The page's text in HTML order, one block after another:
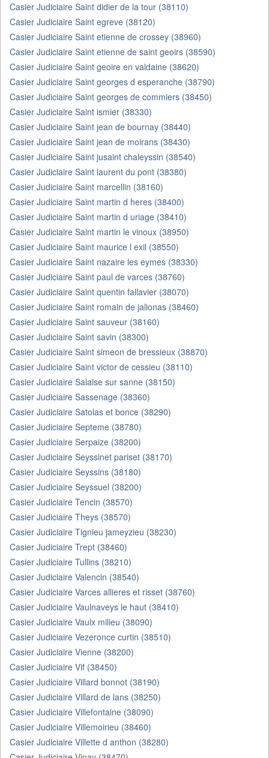
Casier Judiciaire Saint didier de la tour (38110)
Casier Judiciaire Saint egreve (38120)
Casier Judiciaire Saint etienne de crossey (38960)
Casier Judiciaire Saint etienne de saint geoirs (38590)
Casier Judiciaire Saint geoire en valdaine (38620)
Casier Judiciaire Saint georges d esperanche (38790)
Casier Judiciaire Saint georges de commiers (38450)
Casier Judiciaire Saint ismier (38330)
Casier Judiciaire Saint jean de bournay (38440)
Casier Judiciaire Saint jean de moirans (38430)
Casier Judiciaire Saint jusaint chaleyssin (38540)
Casier Judiciaire Saint laurent du pont (38380)
Casier Judiciaire Saint marcellin (38160)
Casier Judiciaire Saint martin d heres (38400)
Casier Judiciaire Saint martin d uriage (38410)
Casier Judiciaire Saint martin le vinoux (38950)
Casier Judiciaire Saint maurice l exil (38550)
Casier Judiciaire Saint nazaire les eymes (38330)
Casier Judiciaire Saint paul de varces (38760)
Casier Judiciaire Saint quentin fallavier (38070)
Casier Judiciaire Saint romain de jalionas (38460)
Casier Judiciaire Saint sauveur (38160)
Casier Judiciaire Saint savin (38300)
Casier Judiciaire Saint simeon de bressieux (38870)
Casier Judiciaire Saint victor de cessieu (38110)
Casier Judiciaire Salaise sur sanne (38150)
Casier Judiciaire Sassenage (38360)
Casier Judiciaire Satolas et bonce (38290)
Casier Judiciaire Septeme (38780)
Casier Judiciaire Serpaize (38200)
Casier Judiciaire Seyssinet pariset (38170)
Casier Judiciaire Seyssins (38180)
Casier Judiciaire Seyssuel (38200)
Casier Judiciaire Tencin (38570)
Casier Judiciaire Theys (38570)
Casier Judiciaire Tignieu jameyzieu (38230)
Casier Judiciaire Trept (38460)
Casier Judiciaire Tullins (38210)
Casier Judiciaire Valencin (38540)
Casier Judiciaire Varces allieres et risset (38760)
Casier Judiciaire Vaulnaveys le haut (38410)
Casier Judiciaire Vaulx milieu (38090)
Casier Judiciaire Vezeronce curtin (38510)
Casier Judiciaire Vienne (38200)
Casier Judiciaire Vif (38450)
Casier Judiciaire Villard bonnot (38190)
Casier Judiciaire Villard de lans (38250)
Casier Judiciaire Villefontaine (38090)
Casier Judiciaire Villemoirieu (38460)
Casier Judiciaire Villette d anthon (38280)